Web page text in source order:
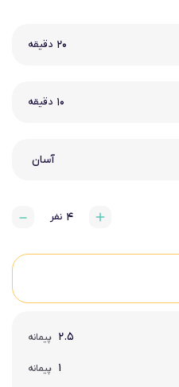
۲۰ دقیقه
۱۰ دقیقه
آسان
۴ نفر
۲.۵ پیمانه
۱ پیمانه